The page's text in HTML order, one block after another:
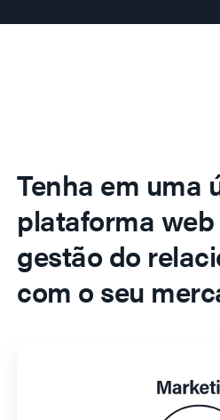
Tenha em uma
plataforma
gestão do
com o seu